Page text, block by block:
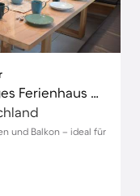
Familienorientiertes großzügiges Ferienhaus mit Garten, Grill und Terrasse
und Balkon – ideal für